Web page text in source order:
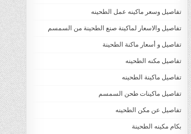
تفاصيل وسعر ماكينه عمل الطحينه
تفاصيل والاسعار لماكينة صنع الطحينة من السمسم
تفاصيل و أسعار ماكنة الطحينة
تفاصيل مكنه الطحينه
تفاصيل ماكينة الطحينه
تفاصيل ماكينات طحن السمسم
تفاصيل عن مكن الطحينه
بكام مكينه الطحينة